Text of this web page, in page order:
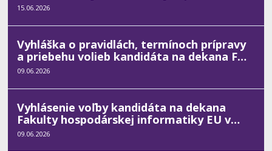
15.06.2026
Vyhláška o pravidlách, termínoch prípravy
a priebehu volieb kandidáta na dekana FHI
2027 - 2031
09.06.2026
Vyhlásenie voľby kandidáta na dekana
Fakulty hospodárskej informatiky EU v
Bratislave na funkčné obdobie od 01. 02.
09.06.2026